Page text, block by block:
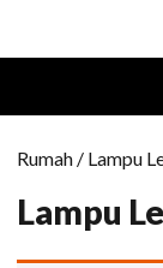
Rumah / Lampu
Lampu